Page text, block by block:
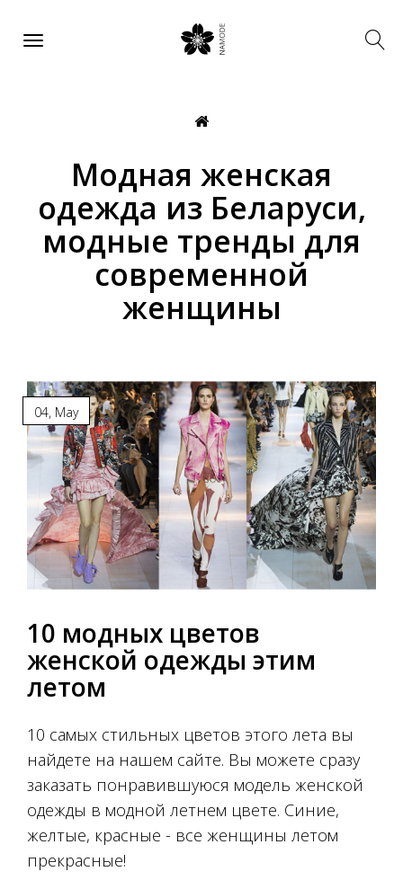
Модная женская
одежда из Беларуси,
модные тренды для
современной
женщины
04, May
10 модных цветов
женской одежды этим
летом
10 самых стильных цветов этого лета вы
найдете на нашем сайте. Вы можете сразу
заказать понравившуюся модель женской
одежды в модной летнем цвете. Синие,
желтые, красные - все женщины летом
прекрасные!